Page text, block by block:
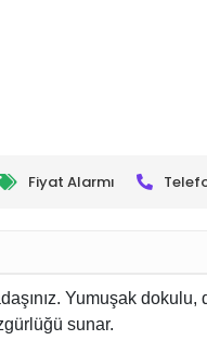
Fiyat Alarmı
Yumuşak
sunar.